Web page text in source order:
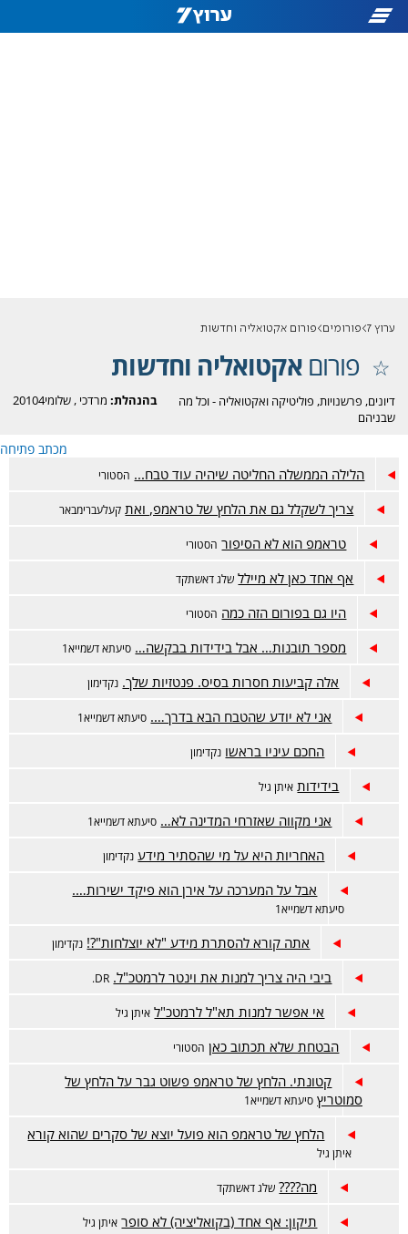
ערוץ 7 פורומים פורום אקטואליה וחדשות
פורוםאקטואליה וחדשות
בהנהלת: מרדכי ,שלומי20104
דיונים, פרשנויות, פוליטיקה ואקטואליה - וכל מה
שבניהם
מכתב פתיחה
הלילה הממשלה החליטה שיהיה עוד טבח... הסטורי
צריך לשקלל גם את הלחץ של טראמפ, ואת קעלעברימבאר
טראמפ הוא לא הסיפור הסטורי
אף אחד כאן לא מיילל שלג דאשתקד
היו גם בפורום הזה כמה הסטורי
מספר תובנות… אבל בידידות בבקשה… סיעתא דשמייא1
אלה קביעות חסרות בסיס. פנטזיות שלך. נקדימון
אני לא יודע שהטבח הבא בדרך…. סיעתא דשמייא1
החכם עיניו בראשו נקדימון
בידידות איתן גיל
אני מקווה שאזרחי המדינה לא… סיעתא דשמייא1
האחריות היא על מי שהסתיר מידע נקדימון
אבל על המערכה על אירן הוא פיקד ישירות….
סיעתא דשמייא1
אתה קורא להסתרת מידע "לא יוצלחות"?! נקדימון
ביבי היה צריך למנות את וינטר לרמטכ"ל. DR.
אי אפשר למנות תא"ל לרמטכ"ל איתן גיל
הבטחת שלא תכתוב כאן הסטורי
קטונתי. הלחץ של טראמפ פשוט גבר על הלחץ של
סמוטריץ סיעתא דשמייא1
הלחץ של טראמפ הוא פועל יוצא של סקרים שהוא קורא
איתן גיל
מה???? שלג דאשתקד
תיקון: אף אחד (בקואליציה) לא סופר איתן גיל